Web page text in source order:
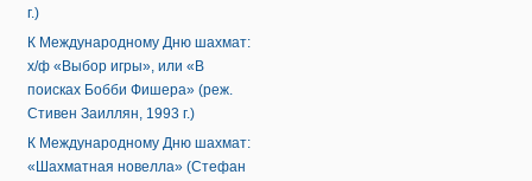
г.)
К Международному Дню шахмат:
х/ф «Выбор игры», или «В
поисках Бобби Фишера» (реж.
Стивен Заиллян, 1993 г.)
К Международному Дню шахмат:
«Шахматная новелла» (Стефан